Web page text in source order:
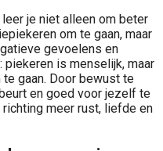
je niet alleen om beter
om te gaan, maar
gevoelens en
piekeren is menselijk, maar
gaan. Door bewust te
en goed voor jezelf te
meer rust, liefde en